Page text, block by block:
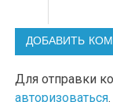
ДОБАВИТЬ
Для отправки
авторизоваться.